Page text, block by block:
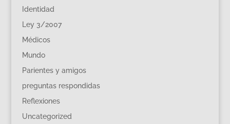
Identidad
Ley 3/2007
Médicos
Mundo
Parientes y amigos
preguntas respondidas
Reflexiones
Uncategorized